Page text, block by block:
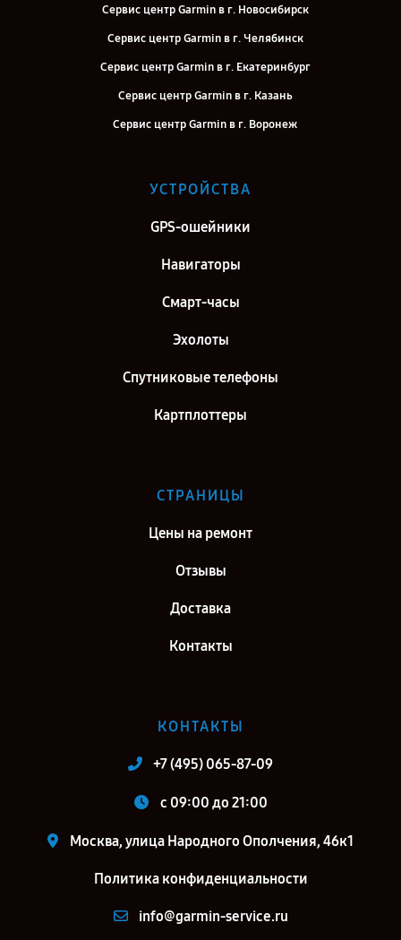
Сервис центр Garmin в г. Новосибирск
Сервис центр Garmin в г. Челябинск
Сервис центр Garmin в г. Екатеринбург
Сервис центр Garmin в г. Казань
Сервис центр Garmin в г. Воронеж
Сервис центр Garmin в г. Самара
УСТРОЙСТВА
GPS-ошейники
Навигаторы
Смарт-часы
Эхолоты
Спутниковые телефоны
Картплоттеры
СТРАНИЦЫ
Цены на ремонт
Отзывы
Доставка
Контакты
КОНТАКТЫ
+7 (495) 065-87-09
c 09:00 до 21:00
Москва, улица Народного Ополчения, 46к1
Политика конфиденциальности
info@garmin-service.ru